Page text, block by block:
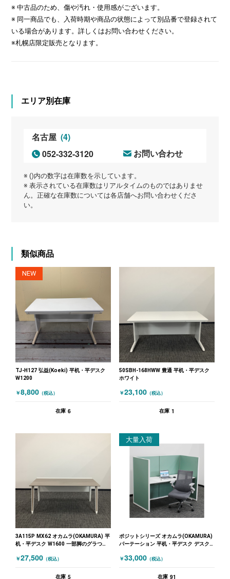
※ 中古品のため、傷や汚れ・使用感がございます。
※ 同一商品でも、入荷時期や商品の状態によって別品番で登録されて
いる場合があります。詳しくはお問い合わせください。
※札幌店限定販売となります。
エリア別在庫
名古屋 (4)
052-332-3120
お問い合わせ
※ ()内の数字は在庫数を示しています。
※ 表示されている在庫数はリアルタイムのものではありませ
ん。正確な在庫数については各店舗へお問い合わせくださ
い。
類似商品
NEW
TJ-H127 弘益(Koeki) 平机・平デスク
W1200
￥8,800 （税込）
在庫 6
50SBH-168HWW 豊通 平机・平デスク
ホワイト
￥23,100 （税込）
在庫 1
3A115P MX62 オカムラ(OKAMURA) 平
机・平デスク W1600 一部脚のグラつき
￥27,500 （税込）
在庫 5
大量入荷
ポジットシリーズ オカムラ(OKAMURA)
パーテーション 平机・平デスク デスク
1600 高さ1300 ポジットシリーズ グリ
￥33,000 （税込）
在庫 91